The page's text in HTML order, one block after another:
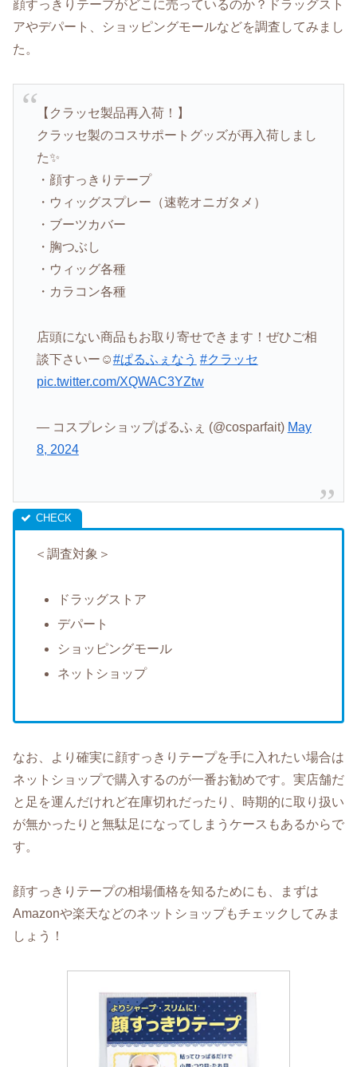
顔すっきりテープがどこに売っているのか？ドラッグスト
アやデパート、ショッピングモールなどを調査してみまし
た。
【クラッセ製品再入荷！】
クラッセ製のコスサポートグッズが再入荷しまし
た✨
・顔すっきりテープ
・ウィッグスプレー（速乾オニガタメ）
・ブーツカバー
・胸つぶし
・ウィッグ各種
・カラコン各種
店頭にない商品もお取り寄せできます！ぜひご相
談下さいー☺️#ぱるふぇなう #クラッセ
pic.twitter.com/XQWAC3YZtw
— コスプレショップぱるふぇ (@cosparfait) May
8, 2024
＜調査対象＞
ドラッグストア
デパート
ショッピングモール
ネットショップ
なお、より確実に顔すっきりテープを手に入れたい場合は
ネットショップで購入するのが一番お勧めです。実店舗だ
と足を運んだけれど在庫切れだったり、時期的に取り扱い
が無かったりと無駄足になってしまうケースもあるからで
す。
顔すっきりテープの相場価格を知るためにも、まずは
Amazonや楽天などのネットショップもチェックしてみま
しょう！